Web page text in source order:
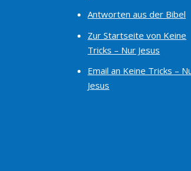
Antworten aus der Bibel
Zur Startseite von Keine
Tricks – Nur Jesus
Email an Keine Tricks –
Jesus